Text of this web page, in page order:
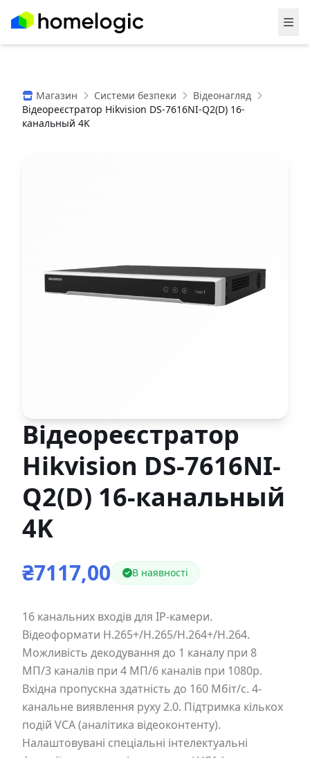
Магазин Системи безпеки
Відеонагляд
Відеореєстратор Hikvision DS-7616NI-Q2(D) 16-
канальный 4K
Відеореєстратор
Hikvision DS-7616NI-
Q2(D) 16-канальный
4K
₴7117,00 В наявності
16 канальних входів для IP-камери.
Відеоформати H.265+/H.265/H.264+/H.264.
Можливість декодування до 1 каналу при 8
МП/3 каналів при 4 МП/6 каналів при 1080p.
Вхідна пропускна здатність до 160 Мбіт/с. 4-
канальне виявлення руху 2.0. Підтримка кількох
подій VCA (аналітика відеоконтенту).
Налаштовувані спеціальні інтелектуальні